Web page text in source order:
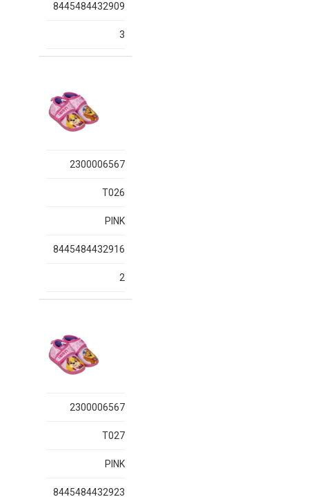
8445484432909
3
2300006567
T026
PINK
8445484432916
2
2300006567
T027
PINK
8445484432923